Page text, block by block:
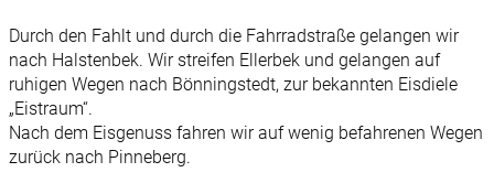
Durch den Fahlt und durch die Fahrradstraße gelangen wir
nach Halstenbek. Wir streifen Ellerbek und gelangen auf
ruhigen Wegen nach Bönningstedt, zur bekannten Eisdiele
„Eistraum“.
Nach dem Eisgenuss fahren wir auf wenig befahrenen Wegen
zurück nach Pinneberg.